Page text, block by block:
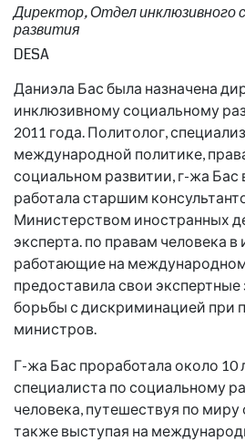
Директор, Отдел инклюзивного
развития
DESA
Даниэла Бас была назначена
инклюзивному социальному
2011 года. Политолог,
международной политике,
социальном развитии, г-жа Бас
работала старшим
Министерством иностранных
эксперта. по правам человека в
работающие на
предоставила свои
борьбы с дискриминацией при
министров.
Г-жа Бас проработала около 10
специалиста по социальному
человека, путешествуя по
также выступая на